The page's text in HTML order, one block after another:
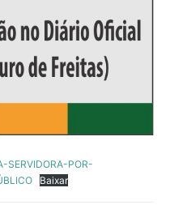
SERVIDORA-POR-
Baixar